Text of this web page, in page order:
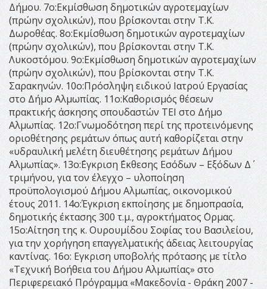
Δήμου. 7ο:Εκμίσθωση δημοτικών αγροτεμαχίων
(πρώην σχολικών), που βρίσκονται στην Τ.Κ.
Δωροθέας. 8ο:Εκμίσθωση δημοτικών αγροτεμαχίων
(πρώην σχολικών), που βρίσκονται στην Τ.Κ.
Λυκοστόμου. 9ο:Εκμίσθωση δημοτικών αγροτεμαχίων
(πρώην σχολικών), που βρίσκονται στην Τ.Κ.
Σαρακηνών. 10ο:Πρόσληψη ειδικού Ιατρού Εργασίας
στο Δήμο Αλμωπίας. 11ο:Καθορισμός θέσεων
πρακτικής άσκησης σπουδαστών ΤΕΙ στο Δήμο
Αλμωπίας. 12ο:Γνωμοδότηση περί της προτεινόμενης
οριοθέτησης ρεμάτων όπως αυτή καθορίζεται στην
«υδραυλική μελέτη διευθέτησης ρεμάτων Δήμου
Αλμωπίας». 13ο:΄Εγκριση ΄Εκθεσης Εσόδων – Εξόδων Δ΄
τριμήνου, για τον έλεγχο – υλοποίηση
προϋπολογισμού Δήμου Αλμωπίας, οικονομικού
έτους 2011. 14ο:Έγκριση εκποίησης με δημοπρασία,
δημοτικής έκτασης 300 τ.μ., αγροκτήματος ΄Ορμας.
15ο:Αίτηση της κ. Ουρουμίδου Σοφίας του Βασιλείου,
για την χορήγηση επαγγελματικής άδειας λειτουργίας
καντίνας. 16ο: Εγκριση υποβολής πρότασης με τίτλο
«Τεχνική Βοήθεια του Δήμου Αλμωπίας» στο
Περιφερειακό Πρόγραμμα «Μακεδονία - Θράκη 2007 -